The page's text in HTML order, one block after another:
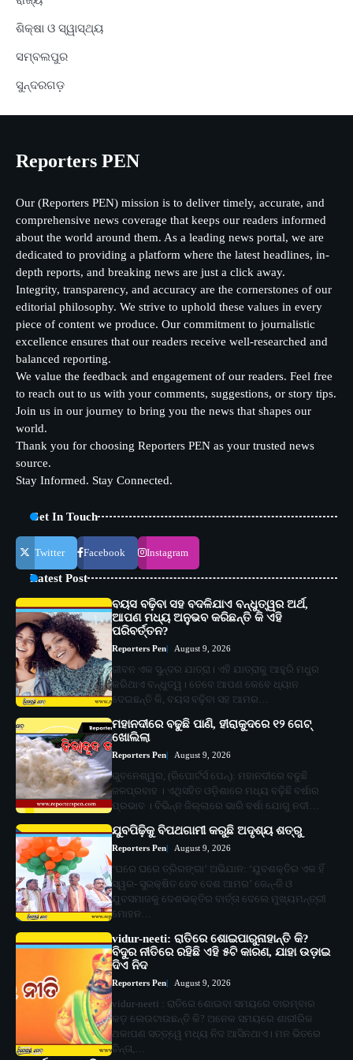
ଶିକ୍ଷା ଓ ସ୍ୱାସ୍ଥ୍ୟ
ସମ୍ବଲପୁର
ସୁନ୍ଦରଗଡ଼
Reporters PEN
Our (Reporters PEN) mission is to deliver timely, accurate, and
comprehensive news coverage that keeps our readers informed
about the world around them. As a leading news portal, we are
dedicated to providing a platform where the latest headlines, in-
depth reports, and breaking news are just a click away.
Integrity, transparency, and accuracy are the cornerstones of our
editorial philosophy. We strive to uphold these values in every
piece of content we produce. Our commitment to journalistic
excellence ensures that our readers receive well-researched and
balanced reporting.
We value the feedback and engagement of our readers. Feel free
to reach out to us with your comments, suggestions, or story tips.
Join us in our journey to bring you the news that shapes our
world.
Thank you for choosing Reporters PEN as your trusted news
source.
Stay Informed. Stay Connected.
Get In Touch
Twitter Facebook Instagram
Latest Post
ବୟସ ବଢ଼ିବା ସହ ବଦଳିଯାଏ ବନ୍ଧୁତ୍ୱର ଅର୍ଥ,
ଆପଣ ମଧ୍ୟ ଅନୁଭବ କରିଛନ୍ତି କି ଏହି
ପରିବର୍ତ୍ତନ?
Reporters Pen August 9, 2026
ଜୀବନ ଏକ ସୁନ୍ଦର ଯାତ୍ରା। ଏହି ଯାତ୍ରାକୁ ଆହୁରି ମଧୁର
କରିଥାଏ ବନ୍ଧୁତ୍ୱ। ତେବେ ଆପଣ କେବେ ଧ୍ୟାନ
ଦେଇଛନ୍ତି କି, ବୟସ ବଢ଼ିବା ସହ ଆମର…
ମହାନଦୀରେ ବଢୁଛି ପାଣି, ହୀରାକୁଦରେ ୧୨ ଗେଟ୍
ଖୋଲିଲା
Reporters Pen August 9, 2026
ଭୁବନେଶ୍ୱର, (ରିପୋର୍ଟର୍ସ ପେନ୍‌): ମହାନଦୀରେ ବଢୁଛି
ଜଳପ୍ରବାହ । ଏଥିସହିତ ଓଡ଼ିଶାରେ ମଧ୍ୟ ବଢ଼ିଛି ବର୍ଷାର
ପ୍ରଭାବ । ବିଭିନ୍ନ ଜିଲ୍ଲାରେ ଭାରି ବର୍ଷା ଯୋଗୁ ନଦୀ…
ଯୁବପିଢ଼ିକୁ ବିପଥଗାମୀ କରୁଛି ଅଦୃଶ୍ୟ ଶତ୍ରୁ
Reporters Pen August 9, 2026
‘ଘରେ ଘରେ ତ୍ରିରଙ୍ଗା’ ଅଭିଯାନ: ‘ଯୁବଶକ୍ତିର ଏକ ହିଁ
ସ୍ୱର- ସୁରକ୍ଷିତ ହେବ ଦେଶ ଆମର’ ଜେନ୍‌-ଜି ଓ
ଯୁବସମାଜକୁ ଦେଶଭକ୍ତିର ବାର୍ତ୍ତା ଦେଲେ ମୁଖ୍ୟମନ୍ତ୍ରୀ
ମୋହନ…
vidur-neeti: ରାତିରେ ଶୋଇପାରୁନାହାନ୍ତି କି?
ବିଦୁର ନୀତିରେ ରହିଛି ଏହି ୫ଟି କାରଣ, ଯାହା ଉଡ଼ାଇ
ଦିଏ ନିଦ
Reporters Pen August 9, 2026
vidur-neeti : ରାତିରେ ଶୋଇବା ସମୟରେ ବାରମ୍ବାର
କଡ଼ ଲେଉଟାଉଛନ୍ତି କି? ଅନେକ ସମୟରେ ଶାରୀରିକ
ଥକାପଣ ସତ୍ତ୍ୱେ ମଧ୍ୟ ନିଦ ଆସିନଥାଏ। ମନ ଭିତରେ
ଚିନ୍ତା,…